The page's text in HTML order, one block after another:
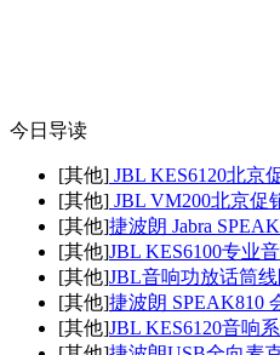
今日导读
[其他] JBL KES6120北京
[其他] JBL VM200北京促
[其他]捷波朗 Jabra
[其他]JBL KES6100专业
[其他]JBL音响功放话筒
[其他]捷波朗 SPEAK810
[其他]JBL KES6120音响